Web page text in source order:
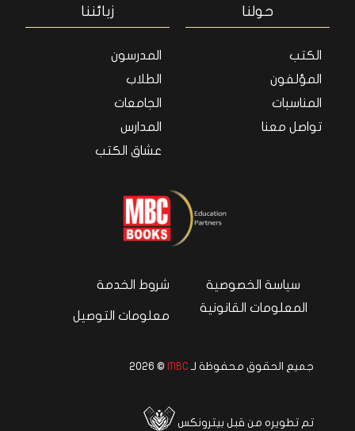
حولنا
الكتب
المؤلفون
المناسبات
تواصل معنا
زبائننا
المدرسون
الطلاب
الجامعات
المدارس
عشاق الكتب
سياسة الخصوصية
المعلومات القانونية
شروط الخدمة
معلومات التوصيل
جميع الحقوق محفوظة لـ MBC
© 2026
تم تطويره من قبل بيترونكس